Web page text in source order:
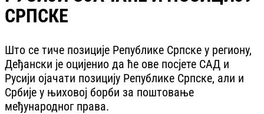
СРПСКЕ
Што се тиче позиције Републике Српске у региону,
Деђански је оцијенио да ће ове посјете САД и
Русији ојачати позицију Републике Српске, али и
Србије у њиховој борби за поштовање
међународног права.